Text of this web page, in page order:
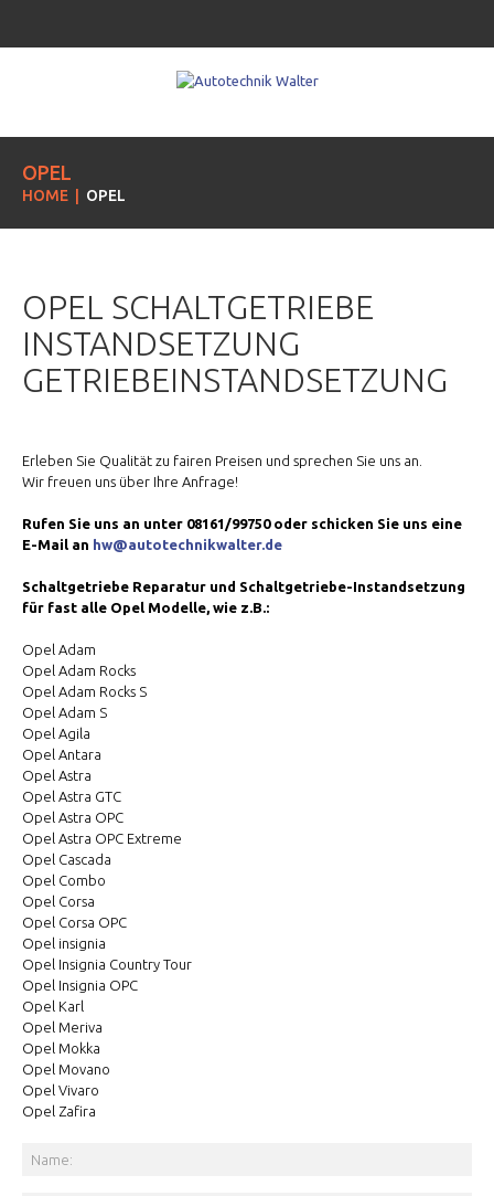
OPEL
HOME OPEL
OPEL SCHALTGETRIEBE
INSTANDSETZUNG
GETRIEBEINSTANDSETZUNG
Erleben Sie Qualität zu fairen Preisen und sprechen Sie uns an.
Wir freuen uns über Ihre Anfrage!
Rufen Sie uns an unter 08161/99750 oder schicken Sie uns eine
E-Mail an hw@autotechnikwalter.de
Schaltgetriebe Reparatur und Schaltgetriebe-Instandsetzung
für fast alle Opel Modelle, wie z.B.:
Opel Adam
Opel Adam Rocks
Opel Adam Rocks S
Opel Adam S
Opel Agila
Opel Antara
Opel Astra
Opel Astra GTC
Opel Astra OPC
Opel Astra OPC Extreme
Opel Cascada
Opel Combo
Opel Corsa
Opel Corsa OPC
Opel insignia
Opel Insignia Country Tour
Opel Insignia OPC
Opel Karl
Opel Meriva
Opel Mokka
Opel Movano
Opel Vivaro
Opel Zafira